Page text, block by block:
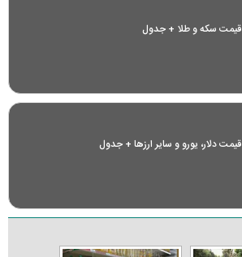
قیمت سکه و طلا + جدول
قیمت دلار، یورو و سایر ارز‌ها + جدول